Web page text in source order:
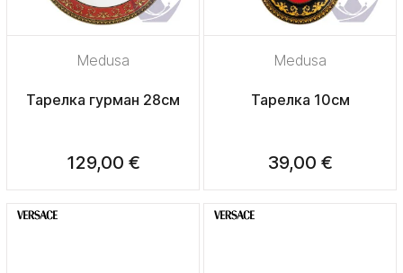
Medusa
Тарелка гурман 28см
129,00 €
Medusa
Тарелка 10см
39,00 €